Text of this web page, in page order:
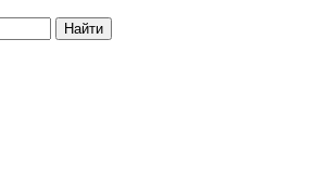
Найти